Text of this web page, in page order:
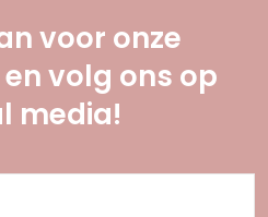
voor onze
volg ons op
media!